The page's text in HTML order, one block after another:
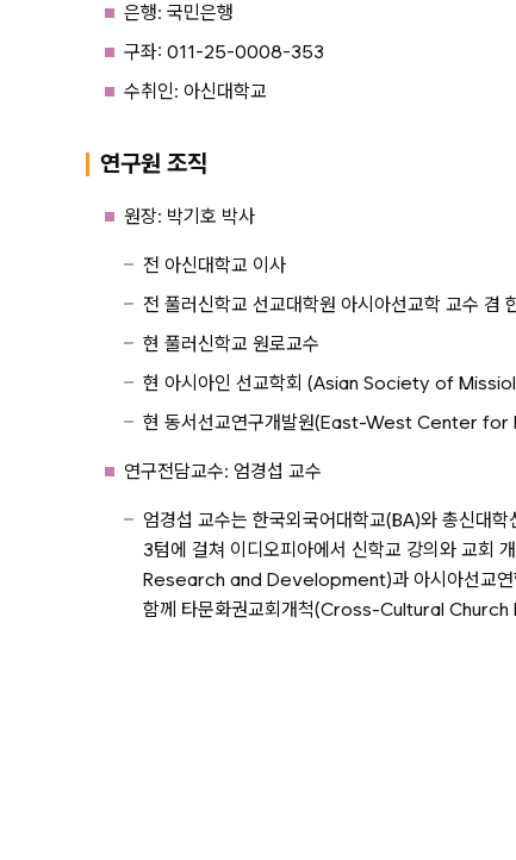
은행: 국민은행
구좌: 011-25-0008-353
수취인: 아신대학교
연구원 조직
원장: 박기호 박사
전 아신대학교 이사
전 풀러신학교 선교대학원 아시아선교학 교수 겸
현 풀러신학교 원로교수
현 아시아인 선교학회 (Asian Society of
현 동서선교연구개발원(East-West Center
연구전담교수: 엄경섭 교수
엄경섭 교수는 한국외국어대학교(BA)와 총신
3텀에 걸쳐 이디오피아에서 신학교 강의와 교
Research and Development)과 아시아선교연
함께 타문화권교회개척(Cross-Cultural Church